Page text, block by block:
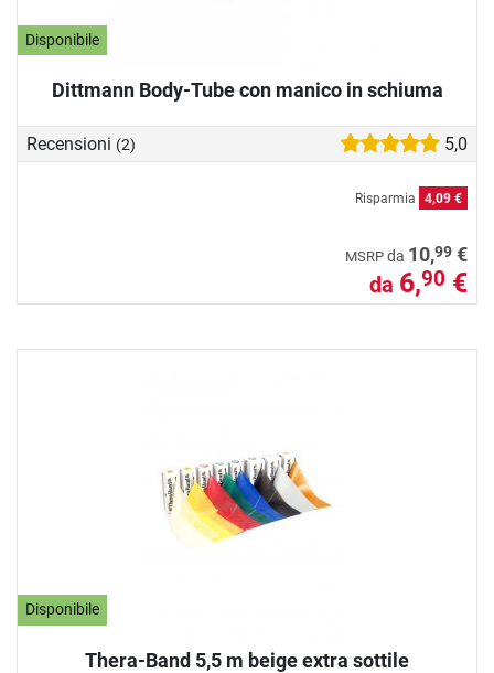
Disponibile
Dittmann Body-Tube con manico in schiuma
Recensioni (2) 5,0
Risparmia 4,09 €
MSRP da 10,99 €
da 6,90 €
Disponibile
Thera-Band 5,5 m beige extra sottile